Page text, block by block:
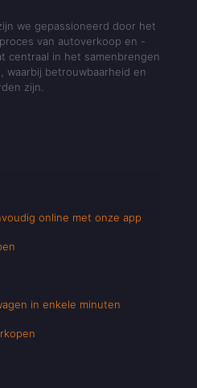
we gepassioneerd door het
van autoverkoop en -
centraal in het samenbrengen
waarbij betrouwbaarheid en
zijn.
online met onze app
in enkele minuten